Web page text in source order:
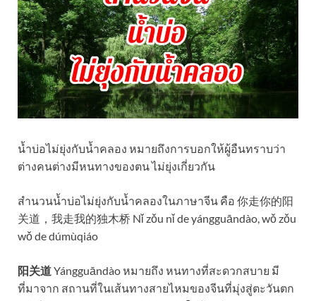
น้ำบ่อไม่ยุ่งกับน้ำคลอง หมายถึงการบอกให้ผู้อืนทราบว่า
ต่างคนต่างมีหนทางของตน ไม่ยุ่งเกี่ยวกัน
สำนวนน้ำบ่อไม่ยุ่งกับน้ำคลองในภาษาจีน คือ 你走你的阳
关道，我走我的独木桥 Nǐ zǒu nǐ de yángguāndào, wǒ zǒu
wǒ de dúmùqiáo
阳关道Yángguāndào หมายถึง หนทางที่สะดวกสบาย มี
ที่มาจาก สถานที่ในเส้นทางสายไหมของจีนที่มุ่งสู่ตะวันตก